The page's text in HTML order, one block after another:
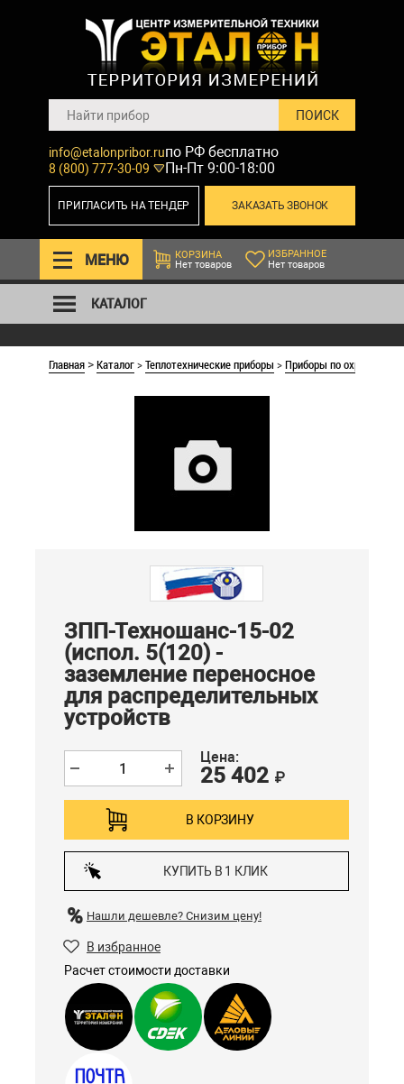
info@etalonpribor.ru
8 (800) 777-30-09
по РФ бесплатно
Пн-Пт 9:00-18:00
ЗАКАЗАТЬ ЗВОНОК
ПРИГЛАСИТЬ НА ТЕНДЕР
МЕНЮ
КОРЗИНА
Нет товаров
ИЗБРАННОЕ
Нет товаров
КАТАЛОГ
Главная >Каталог>Теплотехнические приборы >Приборы по охране
ЗПП-Техношанс-15-02
(испол. 5(120) -
заземление переносное
для распределительных
устройств
Цена:
25 402 ₽
В КОРЗИНУ
КУПИТЬ В 1 КЛИК
Нашли дешевле? Снизим цену!
В избранное
Расчет стоимости доставки